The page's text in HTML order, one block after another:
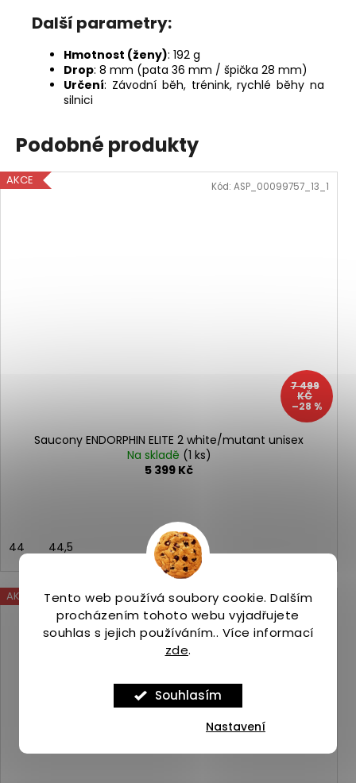
Tento web používá soubory cookie. Dalším
procházením tohoto webu vyjadřujete
souhlas s jejich používáním.. Více informací
zde.
Souhlasím
Nastavení
Další parametry:
Hmotnost (ženy): 192 g
Drop: 8 mm (pata 36 mm / špička 28 mm)
Určení: Závodní běh, trénink, rychlé běhy na
silnici
Podobné produkty
AKCE
7 499
KČ
–28 %
Saucony ENDORPHIN ELITE 2 white/mutant unisex
Na skladě (1 ks)
5 399 Kč
44 44,5
Kód: ASP_00099757_13_1
AKCE Kód:ASP_00093697_3_1